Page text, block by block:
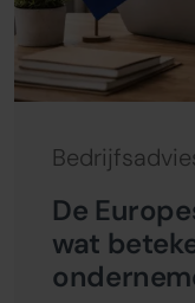
De
wat